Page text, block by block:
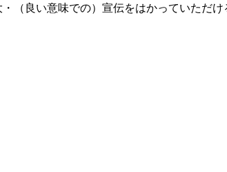
（良い意味での）宣伝をはかっていただけ